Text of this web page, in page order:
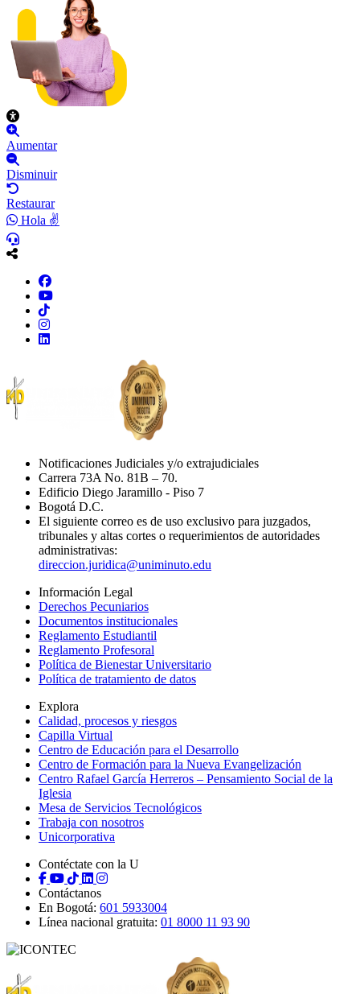
Aumentar
Disminuir
Restaurar
Hola ✌
Notificaciones Judiciales y/o extrajudiciales
Carrera 73A No. 81B – 70.
Edificio Diego Jaramillo - Piso 7
Bogotá D.C.
El siguiente correo es de uso exclusivo para juzgados,
tribunales y altas cortes o requerimientos de autoridades
administrativas:
direccion.juridica@uniminuto.edu
Información Legal
Derechos Pecuniarios
Documentos institucionales
Reglamento Estudiantil
Reglamento Profesoral
Política de Bienestar Universitario
Política de tratamiento de datos
Explora
Calidad, procesos y riesgos
Capilla Virtual
Centro de Educación para el Desarrollo
Centro de Formación para la Nueva Evangelización
Centro Rafael García Herreros – Pensamiento Social de la
Iglesia
Mesa de Servicios Tecnológicos
Trabaja con nosotros
Unicorporativa
Contéctate con la U
Contáctanos
En Bogotá: 601 5933004
Línea nacional gratuita: 01 8000 11 93 90